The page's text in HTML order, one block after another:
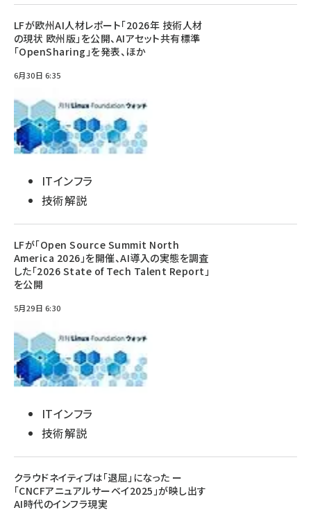
LFが欧州AI人材レポート「2026年 技術人材
の現状 欧州版」を公開、AIアセット共有標準
「OpenSharing」を発表、ほか
6月30日 6:35
ITインフラ
技術解説
LFが「Open Source Summit North
America 2026」を開催、AI導入の実態を調査
した「2026 State of Tech Talent Report」
を公開
5月29日 6:30
ITインフラ
技術解説
クラウドネイティブは「退屈」になった ー
「CNCFアニュアルサーベイ2025」が映し出す
AI時代のインフラ現実